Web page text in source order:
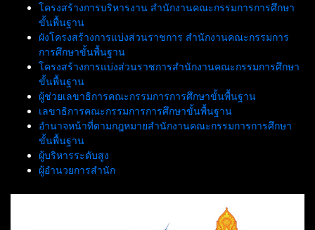
โครงสร้างการบริหารงาน สำนักงานคณะกรรมการการศึกษา
ขั้นพื้นฐาน
ผังโครงสร้างการแบ่งส่วนราชการ สำนักงานคณะกรรมการ
การศึกษาขั้นพื้นฐาน
โครงสร้างการแบ่งส่วนราชการสำนักงานคณะกรรมการศึกษา
ขั้นพื้นฐาน
ผู้ช่วยเลขาธิการคณะกรรมการการศึกษาขั้นพื้นฐาน
เลขาธิการคณะกรรมการการศึกษาขั้นพื้นฐาน
อำนาจหน้าที่ตามกฎหมายสำนักงานคณะกรรมการการศึกษา
ขั้นพื้นฐาน
ผู้บริหารระดับสูง
ผู้อำนวยการสำนัก